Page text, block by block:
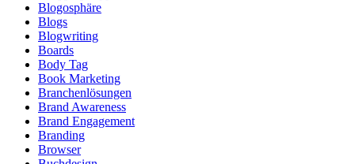
Blogosphäre
Blogs
Blogwriting
Boards
Body Tag
Book Marketing
Branchenlösungen
Brand Awareness
Brand Engagement
Branding
Browser